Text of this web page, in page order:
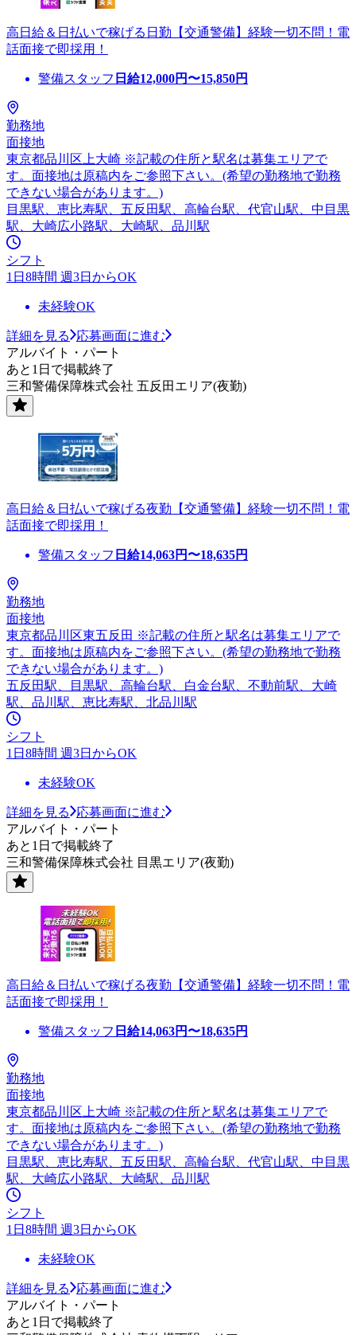
高日給＆日払いで稼げる日勤【交通警備】経験一切不問！電
話面接で即採用！
警備スタッフ 日給12,000円〜15,850円
勤務地
面接地
東京都品川区上大崎 ※記載の住所と駅名は募集エリアで
す。面接地は原稿内をご参照下さい。(希望の勤務地で勤務
できない場合があります。)
目黒駅、恵比寿駅、五反田駅、高輪台駅、代官山駅、中目黒
駅、大崎広小路駅、大崎駅、品川駅
シフト
1日8時間 週3日からOK
未経験OK
詳細を見る
応募画面に進む
アルバイト・パート
あと1日で掲載終了
三和警備保障株式会社 五反田エリア(夜勤)
高日給＆日払いで稼げる夜勤【交通警備】経験一切不問！電
話面接で即採用！
警備スタッフ 日給14,063円〜18,635円
勤務地
面接地
東京都品川区東五反田 ※記載の住所と駅名は募集エリアで
す。面接地は原稿内をご参照下さい。(希望の勤務地で勤務
できない場合があります。)
五反田駅、目黒駅、高輪台駅、白金台駅、不動前駅、大崎
駅、品川駅、恵比寿駅、北品川駅
シフト
1日8時間 週3日からOK
未経験OK
詳細を見る
応募画面に進む
アルバイト・パート
あと1日で掲載終了
三和警備保障株式会社 目黒エリア(夜勤)
高日給＆日払いで稼げる夜勤【交通警備】経験一切不問！電
話面接で即採用！
警備スタッフ 日給14,063円〜18,635円
勤務地
面接地
東京都品川区上大崎 ※記載の住所と駅名は募集エリアで
す。面接地は原稿内をご参照下さい。(希望の勤務地で勤務
できない場合があります。)
目黒駅、恵比寿駅、五反田駅、高輪台駅、代官山駅、中目黒
駅、大崎広小路駅、大崎駅、品川駅
シフト
1日8時間 週3日からOK
未経験OK
詳細を見る
応募画面に進む
アルバイト・パート
あと1日で掲載終了